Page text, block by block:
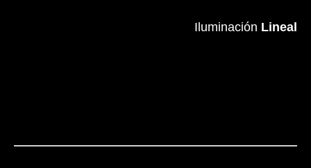
Iluminación Lineal
Iluminación Lineal